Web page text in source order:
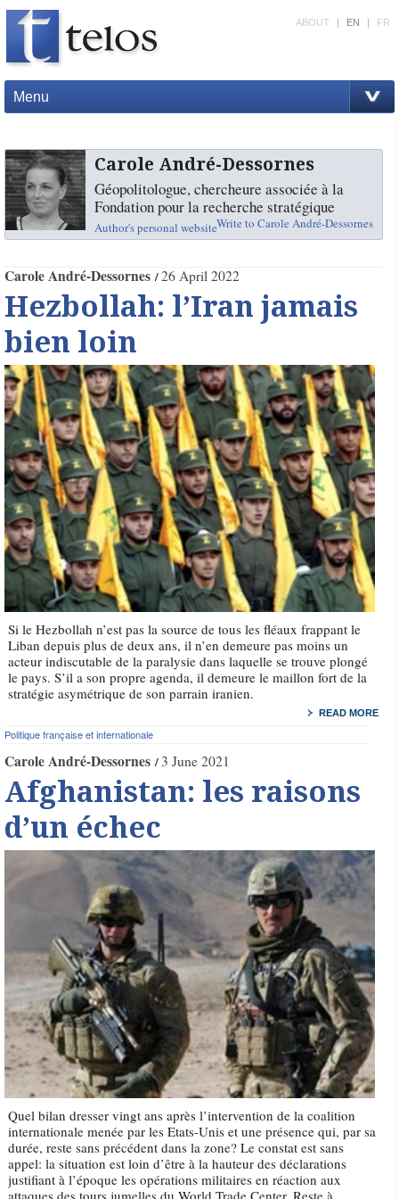
Menu
ABOUT | EN | FR
Carole André-Dessornes
Géopolitologue, chercheure associée à la
Fondation pour la recherche stratégique
Author's personal websiteWrite to Carole André-Dessornes
Carole André-Dessornes 26 April 2022
Hezbollah: l’Iran jamais
bien loin
Si le Hezbollah n’est pas la source de tous les fléaux frappant le
Liban depuis plus de deux ans, il n’en demeure pas moins un
acteur indiscutable de la paralysie dans laquelle se trouve plongé
le pays. S’il a son propre agenda, il demeure le maillon fort de la
stratégie asymétrique de son parrain iranien.
READ MORE
Politique française et internationale
Carole André-Dessornes 3 June 2021
Afghanistan: les raisons
d’un échec
Quel bilan dresser vingt ans après l’intervention de la coalition
internationale menée par les Etats-Unis et une présence qui, par sa
durée, reste sans précédent dans la zone? Le constat est sans
appel: la situation est loin d’être à la hauteur des déclarations
justifiant à l’époque les opérations militaires en réaction aux
attaques des tours jumelles du World Trade Center. Reste à